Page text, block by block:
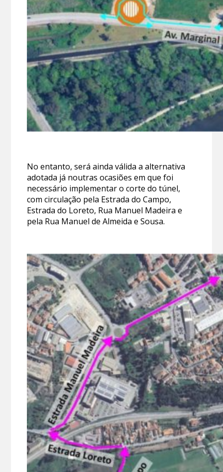
No entanto, será ainda válida a alternativa
adotada já noutras ocasiões em que foi
necessário implementar o corte do túnel,
com circulação pela Estrada do Campo,
Estrada do Loreto, Rua Manuel Madeira e
pela Rua Manuel de Almeida e Sousa.